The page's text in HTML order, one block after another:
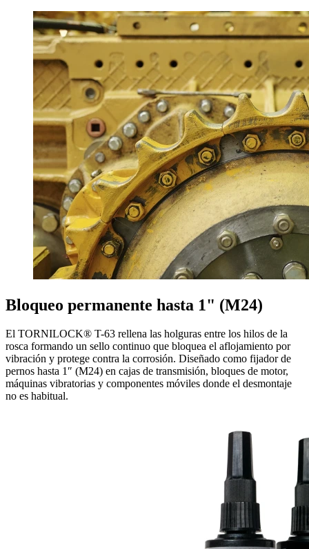
Bloqueo permanente hasta 1" (M24)
El TORNILOCK® T-63 rellena las holguras entre los hilos de la
rosca formando un sello continuo que bloquea el aflojamiento por
vibración y protege contra la corrosión. Diseñado como fijador de
pernos hasta 1″ (M24) en cajas de transmisión, bloques de motor,
máquinas vibratorias y componentes móviles donde el desmontaje
no es habitual.